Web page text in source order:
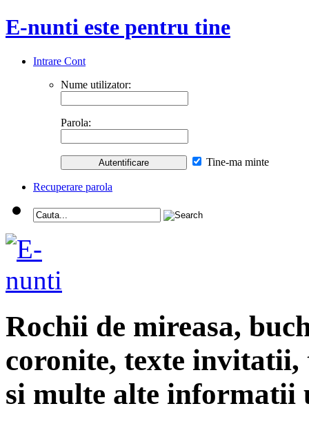
E-nunti este pentru tine
Intrare Cont
Nume utilizator:
Parola:
Tine-ma minte
Recuperare parola
Rochii de mireasa,
coronite, texte
si multe alte informatii